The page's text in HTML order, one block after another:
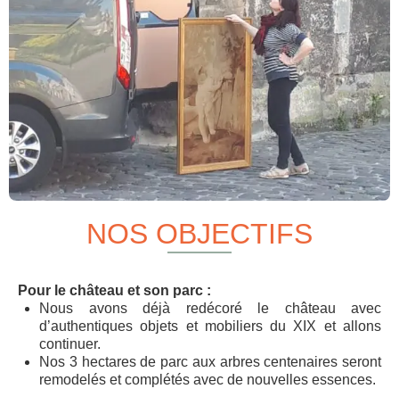
NOS OBJECTIFS
Pour le château et son parc :
Nous avons déjà redécoré le château avec
d’authentiques objets et mobiliers du XIX et allons
continuer.
Nos 3 hectares de parc aux arbres centenaires seront
remodelés et complétés avec de nouvelles essences.